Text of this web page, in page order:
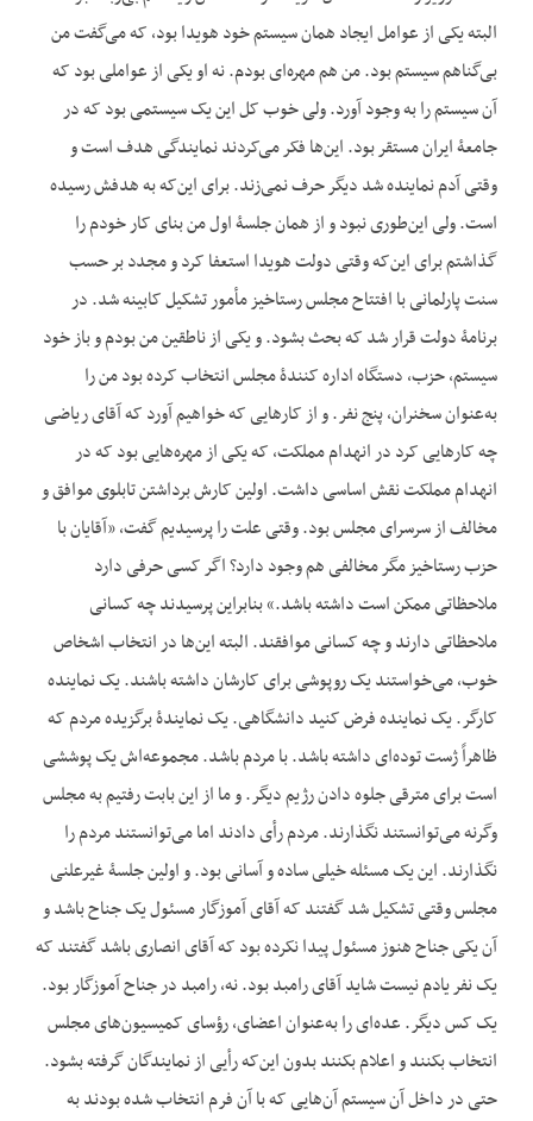
البته یکی از عوامل ایجاد همان سیستم خود هویدا بود، که می‌گفت من
بی‌گناهم سیستم بود. من هم مهره‌ای بودم. نه او یکی از عواملی بود که
آن سیستم را به وجود آورد. ولی خوب کل این یک سیستمی بود که در
جامعۀ ایران مستقر بود. این‌ها فکر می‌کردند نمایندگی هدف است و
وقتی آدم نماینده شد دیگر حرف نمی‌زند. برای این‌که به هدفش رسیده
است. ولی این‌طوری نبود و از همان جلسۀ اول من بنای کار خودم را
گذاشتم برای این‌که وقتی دولت هویدا استعفا کرد و مجدد بر حسب
سنت پارلمانی با افتتاح مجلس رستاخیز مأمور تشکیل کابینه شد. در
برنامۀ دولت قرار شد که بحث بشود. و یکی از ناطقین من بودم و باز خود
سیستم، حزب، دستگاه اداره کنندۀ مجلس انتخاب کرده بود من را
به‌عنوان سخنران، پنج نفر. و از کارهایی که خواهیم آورد که آقای ریاضی
چه کارهایی کرد در انهدام مملکت، که یکی از مهره‌هایی بود که در
انهدام مملکت نقش اساسی داشت. اولین کارش برداشتن تابلوی موافق و
مخالف از سرسرای مجلس بود. وقتی علت را پرسیدیم گفت، «آقایان با
حزب رستاخیز مگر مخالفی هم وجود دارد؟ اگر کسی حرفی دارد
ملاحظاتی ممکن است داشته باشد.» بنابراین پرسیدند چه کسانی
ملاحظاتی دارند و چه کسانی موافقند. البته این‌ها در انتخاب اشخاص
خوب، می‌خواستند یک روپوشی برای کارشان داشته باشند. یک نماینده
کارگر. یک نماینده فرض کنید دانشگاهی. یک نمایندۀ برگزیده مردم که
ظاهراً ژست توده‌ای داشته باشد. با مردم باشد. مجموعه‌اش یک پوششی
است برای مترقی جلوه دادن رژیم دیگر. و ما از این بابت رفتیم به مجلس
وگرنه می‌توانستند نگذارند. مردم رأی دادند اما می‌توانستند مردم را
نگذارند. این یک مسئله خیلی ساده و آسانی بود. و اولین جلسۀ غیرعلنی
مجلس وقتی تشکیل شد گفتند که آقای آموزگار مسئول یک جناح باشد و
آن یکی جناح هنوز مسئول پیدا نکرده بود که آقای انصاری باشد گفتند که
یک نفر یادم نیست شاید آقای رامبد بود. نه، رامبد در جناح آموزگار بود.
یک کس دیگر. عده‌ای را به‌عنوان اعضای، رؤسای کمیسیون‌های مجلس
انتخاب بکنند و اعلام بکنند بدون این‌که رأیی از نمایندگان گرفته بشود.
حتی در داخل آن سیستم آن‌هایی که با آن فرم انتخاب شده بودند به